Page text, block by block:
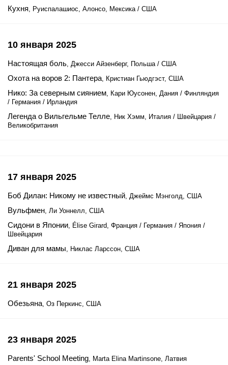
Кухня, Руиспалашиос, Алонсо, Мексика / США
10 января 2025
Настоящая боль, Джесси Айзенберг, Польша / США
Охота на воров 2: Пантера, Кристиан Гьюдгэст, США
Нико: За северным сиянием, Кари Юусонен, Дания / Финляндия
/ Германия / Ирландия
Легенда о Вильгельме Телле, Ник Хэмм, Италия / Швейцария /
Великобритания
17 января 2025
Боб Дилан: Никому не известный, Джеймс Мэнголд, США
Вульфмен, Ли Уоннелл, США
Сидони в Японии, Élise Girard, Франция / Германия / Япония /
Швейцария
Диван для мамы, Никлас Ларссон, США
21 января 2025
Обезьяна, Оз Перкинс, США
23 января 2025
Parents' School Meeting, Marta Elina Martinsone, Латвия